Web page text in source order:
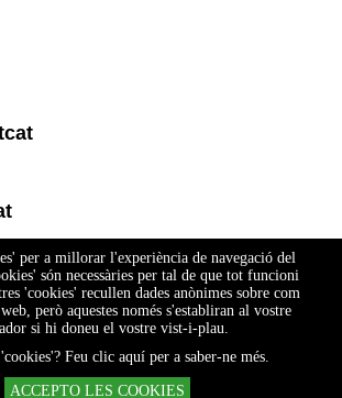
|Política de cookies|Termes legals
per a millorar l'experiència de navegació del
són necessàries per tal de que tot funcioni
'cookies' recullen dades anònimes sobre com
però aquestes només s'establiran al vostre
si hi doneu el vostre vist-i-plau.
Feu clic aquí per a saber-ne més.
ACCEPTO LES COOKIES